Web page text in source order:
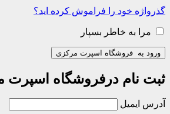
گذرواژه خود را فراموش کرده اید؟
مرا به خاطر بسپار
ورود به فروشگاه اسپرت مرکزی
ثبت نام درفروشگاه اسپرت
آدرس ایمیل